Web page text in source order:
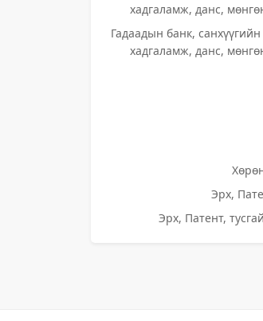
хадгаламж, данс,
Гадаадын банк,
хадгаламж, данс,
Эрх,
Эрх, Патент,